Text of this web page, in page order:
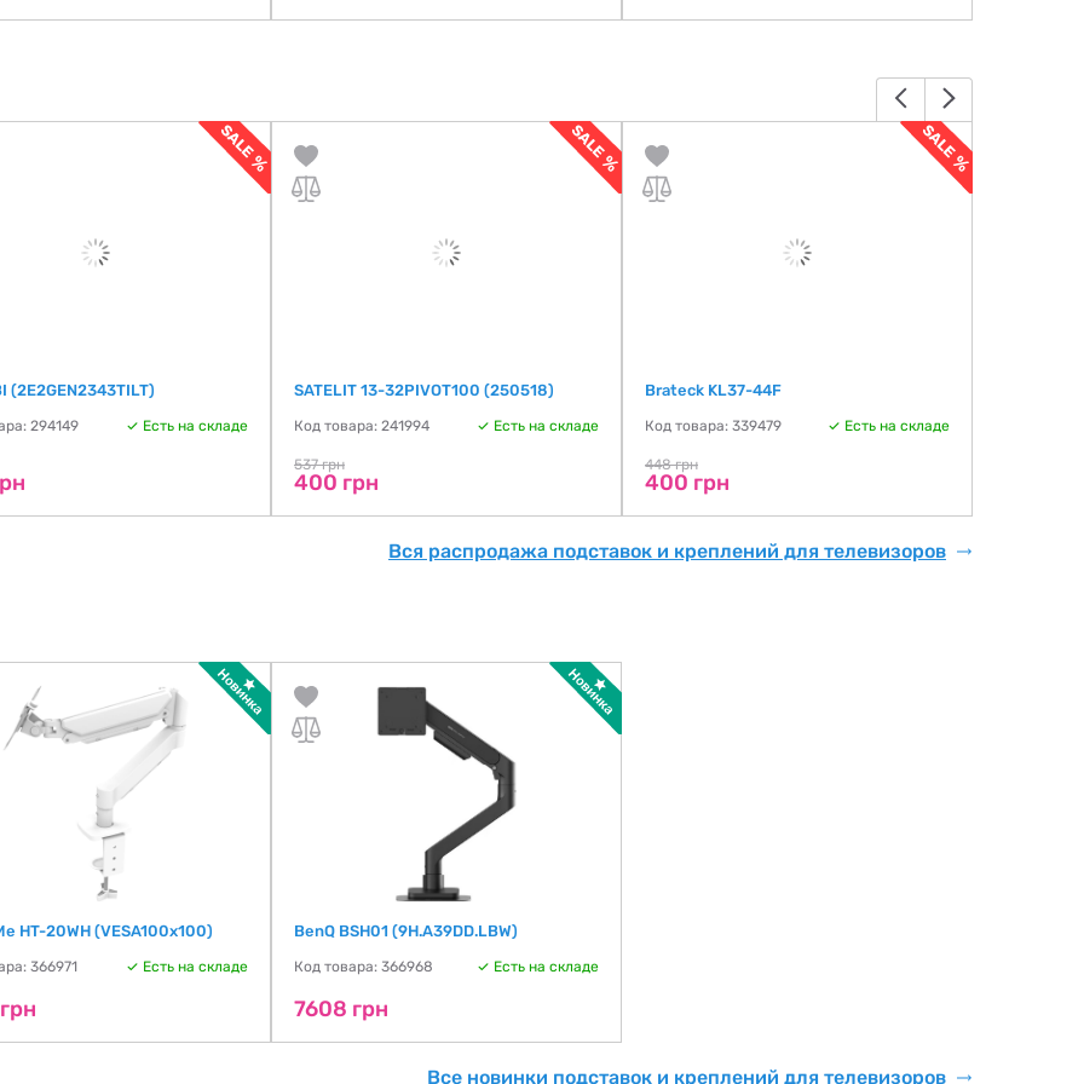
(2E2GEN2343TILT)
294149 Есть на складе
SATELIT 13-32PIVOT100 (250518)
Код товара: 241994 Есть на складе
537 грн
400 грн
Brateck KL37-44F
Код товара: 339479 Есть на складе
448 грн
400 грн
Вся распродажа подставок и креплений для телевизоров
HT-20WH (VESA100х100)
366971 Есть на складе
BenQ BSH01 (9H.A39DD.LBW)
Код товара: 366968 Есть на складе
7608 грн
Все новинки подставок и креплений для телевизоров